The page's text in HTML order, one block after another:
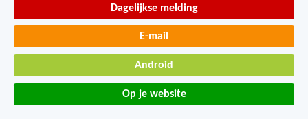
Dagelijkse melding
E-mail
Android
Op je website